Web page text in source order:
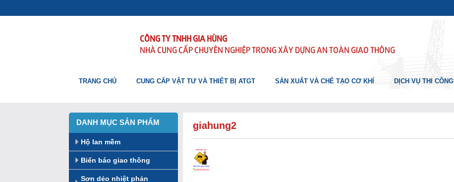
CÔNG TY TNHH GIA HÙNG
NHÀ CUNG CẤP CHUYÊN NGHIỆP TRONG XÂY DỰNG AN TOÀN GIAO THÔNG
TRANG CHỦ CUNG CẤP VẬT TƯ VÀ THIẾT BỊ ATGT SẢN XUẤT VÀ CHẾ TẠO CƠ KHÍ DỊCH VỤ THI CÔNG
DANH MỤC SẢN PHẨM
Hộ lan mềm
Biển báo giao thông
Sơn dẻo nhiệt phản
giahung2